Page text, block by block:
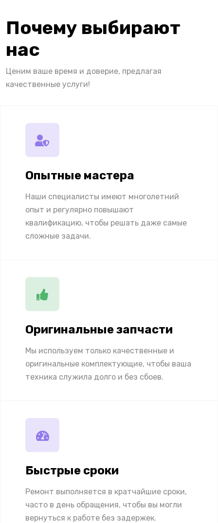
Почему выбирают
нас
Ценим ваше время и доверие, предлагая
качественные услуги!
Опытные мастера
Наши специалисты имеют многолетний
опыт и регулярно повышают
квалификацию, чтобы решать даже самые
сложные задачи.
Оригинальные запчасти
Мы используем только качественные и
оригинальные комплектующие, чтобы ваша
техника служила долго и без сбоев.
Быстрые сроки
Ремонт выполняется в кратчайшие сроки,
часто в день обращения, чтобы вы могли
вернуться к работе без задержек.